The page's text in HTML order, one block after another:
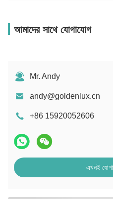
আমাদের সাথে যোগাযোগ
Mr. Andy
andy@goldenlux.cn
+86 15920052606
এখনই